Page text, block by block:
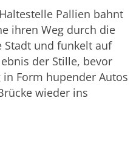
Pallien bahnt
ihren Weg durch die
und funkelt auf
der Stille, bevor
Form hupender Autos
wieder ins